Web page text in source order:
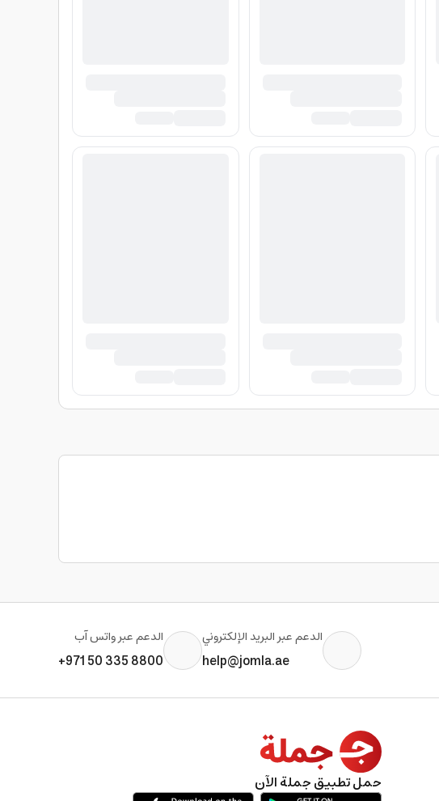
الدعم عبر البريد الإلكتروني
help@jomla.ae
الدعم عبر واتس آب
+971 50 335 8800
حمل تطبيق جملة الآن